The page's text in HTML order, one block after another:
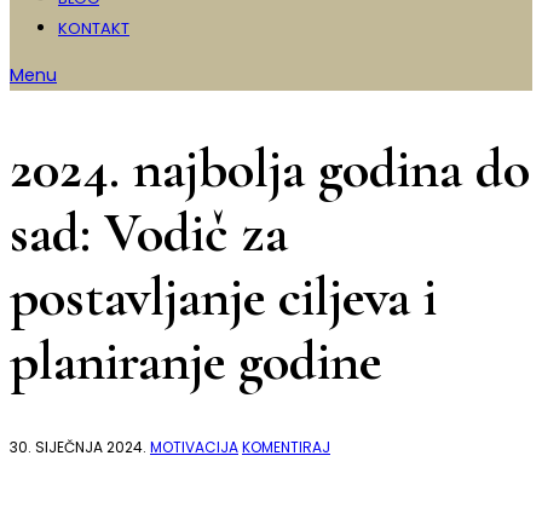
KONTAKT
Menu
2024. najbolja godina do
sad: Vodič za
postavljanje ciljeva i
planiranje godine
30. SIJEČNJA 2024. MOTIVACIJAKOMENTIRAJ